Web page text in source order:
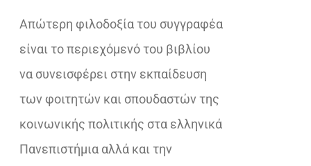
Απώτερη φιλοδοξία του συγγραφέα
είναι το περιεχόμενό του βιβλίου
να συνεισφέρει στην εκπαίδευση
των φοιτητών και σπουδαστών της
κοινωνικής πολιτικής στα ελληνικά
Πανεπιστήμια αλλά και την